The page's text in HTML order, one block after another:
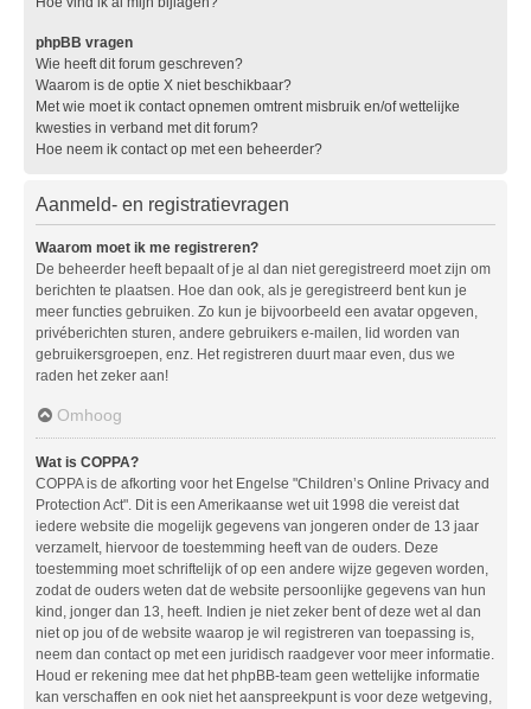
phpBB vragen
Wie heeft dit forum geschreven?
Waarom is de optie X niet beschikbaar?
Met wie moet ik contact opnemen omtrent misbruik en/of wettelijke
kwesties in verband met dit forum?
Hoe neem ik contact op met een beheerder?
Aanmeld- en registratievragen
Waarom moet ik me registreren?
De beheerder heeft bepaalt of je al dan niet geregistreerd moet zijn om
berichten te plaatsen. Hoe dan ook, als je geregistreerd bent kun je
meer functies gebruiken. Zo kun je bijvoorbeeld een avatar opgeven,
privéberichten sturen, andere gebruikers e-mailen, lid worden van
gebruikersgroepen, enz. Het registreren duurt maar even, dus we
raden het zeker aan!
Omhoog
Wat is COPPA?
COPPA is de afkorting voor het Engelse "Children’s Online Privacy and
Protection Act". Dit is een Amerikaanse wet uit 1998 die vereist dat
iedere website die mogelijk gegevens van jongeren onder de 13 jaar
verzamelt, hiervoor de toestemming heeft van de ouders. Deze
toestemming moet schriftelijk of op een andere wijze gegeven worden,
zodat de ouders weten dat de website persoonlijke gegevens van hun
kind, jonger dan 13, heeft. Indien je niet zeker bent of deze wet al dan
niet op jou of de website waarop je wil registreren van toepassing is,
neem dan contact op met een juridisch raadgever voor meer informatie.
Houd er rekening mee dat het phpBB-team geen wettelijke informatie
kan verschaffen en ook niet het aanspreekpunt is voor deze wetgeving,